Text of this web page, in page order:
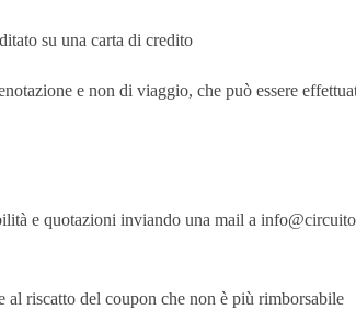
su una carta di credito
e non di viaggio, che può essere
e quotazioni inviando una mail a
riscatto del coupon che non è più rimborsabile